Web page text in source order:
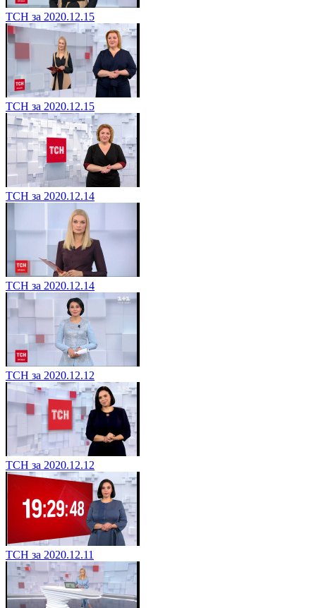
ТСН за 2020.12.15
ТСН за 2020.12.15
ТСН за 2020.12.14
ТСН за 2020.12.14
ТСН за 2020.12.12
ТСН за 2020.12.12
ТСН за 2020.12.11